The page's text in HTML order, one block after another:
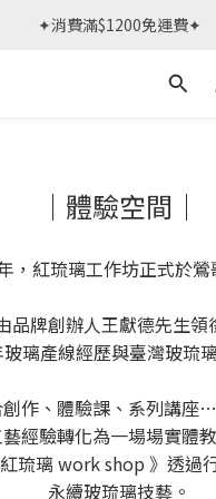
春日限定體驗課 >> 作伙來預約
✦消費滿$1200免運費✦
春日限定體驗課 >> 作伙來預約
｜體驗空間｜
，紅琉璃工作坊正式於鶯
品牌創辦人王獻德先生領
璃產線經歷與臺灣玻琉
作、體驗課、系列講座
經驗轉化為一場場實體
紅琉璃 work shop 》透過
永續玻琉璃技藝。